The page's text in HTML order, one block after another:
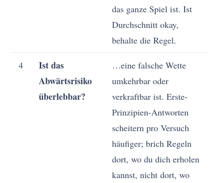
das ganze Spiel ist. Ist
Durchschnitt okay,
behalte die Regel.
4
Ist das
Abwärtsrisiko
überlebbar?
…eine falsche Wette
umkehrbar oder
verkraftbar ist. Erste-
Prinzipien-Antworten
scheitern pro Versuch
häufiger; brich Regeln
dort, wo du dich erholen
kannst, nicht dort, wo